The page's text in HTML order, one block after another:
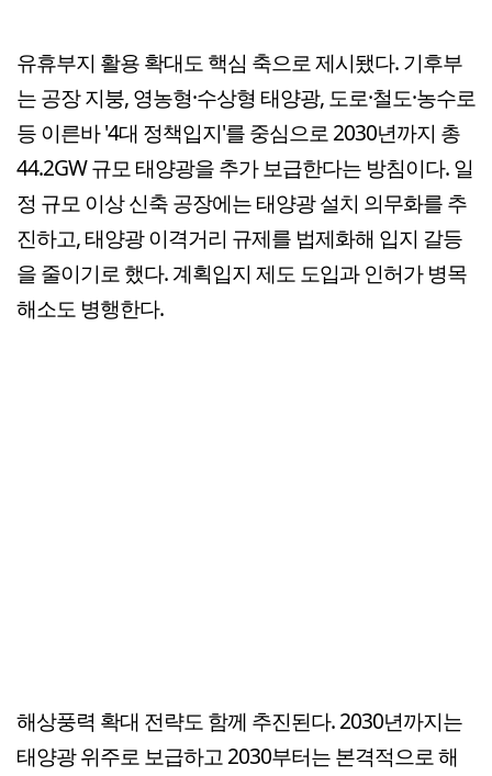
유휴부지 활용 확대도 핵심 축으로 제시됐다. 기후부
는 공장 지붕, 영농형·수상형 태양광, 도로·철도·농수로
등 이른바 '4대 정책입지'를 중심으로 2030년까지 총
44.2GW 규모 태양광을 추가 보급한다는 방침이다. 일
정 규모 이상 신축 공장에는 태양광 설치 의무화를 추
진하고, 태양광 이격거리 규제를 법제화해 입지 갈등
을 줄이기로 했다. 계획입지 제도 도입과 인허가 병목
해소도 병행한다.
해상풍력 확대 전략도 함께 추진된다. 2030년까지는
태양광 위주로 보급하고 2030부터는 본격적으로 해